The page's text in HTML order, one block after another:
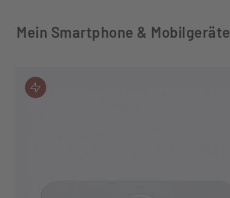
mein Smartphone & Mobilgeräte